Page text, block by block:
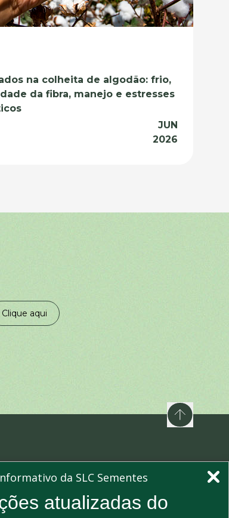
da SLC Sementes
atualizadas do
na colheita de algodão: frio,
da fibra, manejo e estresses
JUN
2026
Clique aqui
Assinar